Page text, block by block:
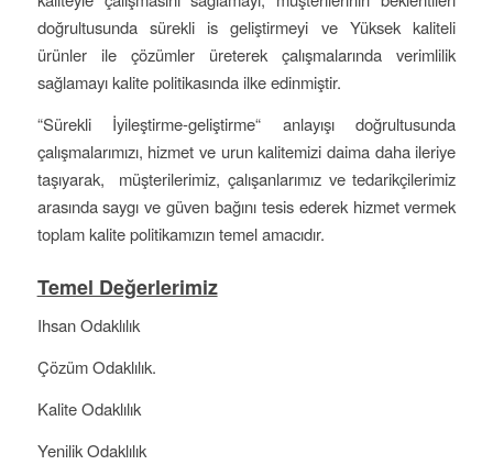
doğrultusunda sürekli is geliştirmeyi ve Yüksek kaliteli
ürünler ile çözümler üreterek çalışmalarında verimlilik
sağlamayı kalite politikasında ilke edinmiştir.
“Sürekli İyileştirme-geliştirme“ anlayışı doğrultusunda
çalışmalarımızı, hizmet ve urun kalitemizi daima daha ileriye
taşıyarak, müşterilerimiz, çalışanlarımız ve tedarikçilerimiz
arasında saygı ve güven bağını tesis ederek hizmet vermek
toplam kalite politikamızın temel amacıdır.
Temel Değerlerimiz
Ihsan Odaklılık
Çözüm Odaklılık.
Kalite Odaklılık
Yenilik Odaklılık